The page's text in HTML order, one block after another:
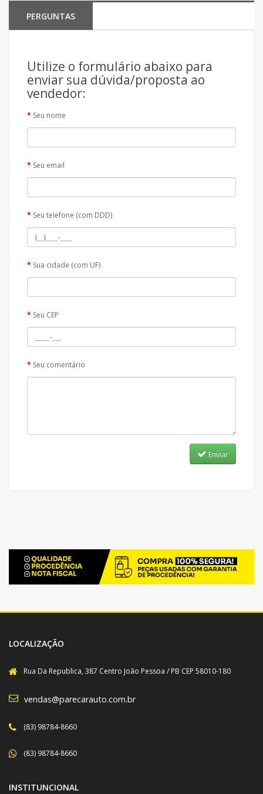
PERGUNTAS
Utilize o formulário abaixo para
enviar sua dúvida/proposta ao
vendedor:
Seu nome
Seu email
Seu telefone (com DDD)
Sua cidade (com UF)
Seu CEP
Seu comentário
Enviar
LOCALIZAÇÃO
Rua Da Republica, 387 Centro João Pessoa / PB CEP 58010-180
vendas@parecarauto.com.br
(83) 98784-8660
(83) 98784-8660
INSTITUNCIONAL